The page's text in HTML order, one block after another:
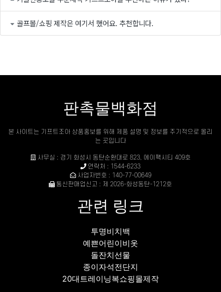
골프볼/쇼핑 제작은 여기서 했어요. 추천합니다.
판촉물백화점
본 사이트는 기프트조아 상품홍보를 위해 제품 설명 및 정보를 주기적으로 올리
는 곳입니다
사무실 : 경기 화성시 동탄순환대로 823, 에이팩시티 409호
연락처 : 1544-6233
사업자번호 : 140-77-00649
통신판매업신고 : 제 2026-화성동탄-1212호
관련 링크
투명비치백
예쁜어린이비옷
돌잔치선물
종이자석전단지
20대트레이닝복쇼핑몰제작